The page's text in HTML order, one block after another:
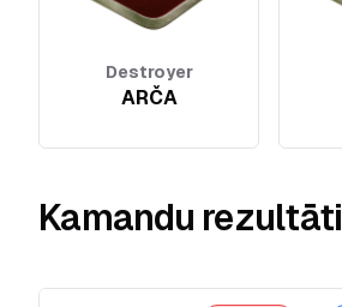
Destroyer
ARČA
Kamandu rezultāti